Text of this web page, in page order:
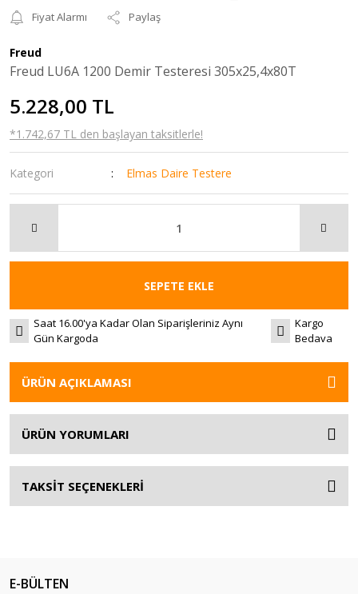
Fiyat Alarmı
Paylaş
Freud
Freud LU6A 1200 Demir Testeresi 305x25,4x80T
5.228,00 TL
*1.742,67 TL den başlayan taksitlerle!
Kategori Elmas Daire Testere
SEPETE EKLE
Saat 16.00'ya Kadar Olan Siparişleriniz Aynı
Gün Kargoda
Kargo
Bedava
ÜRÜN AÇIKLAMASI
ÜRÜN YORUMLARI
TAKSİT SEÇENEKLERİ
E-BÜLTEN